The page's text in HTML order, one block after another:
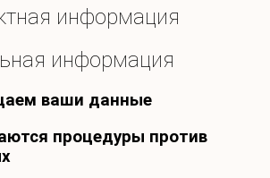
информация
информация
ваши данные
процедуры против